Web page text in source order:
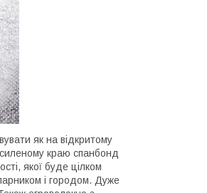
як на відкритому
краю спанбонд
якої буде цілком
і городом. Дуже